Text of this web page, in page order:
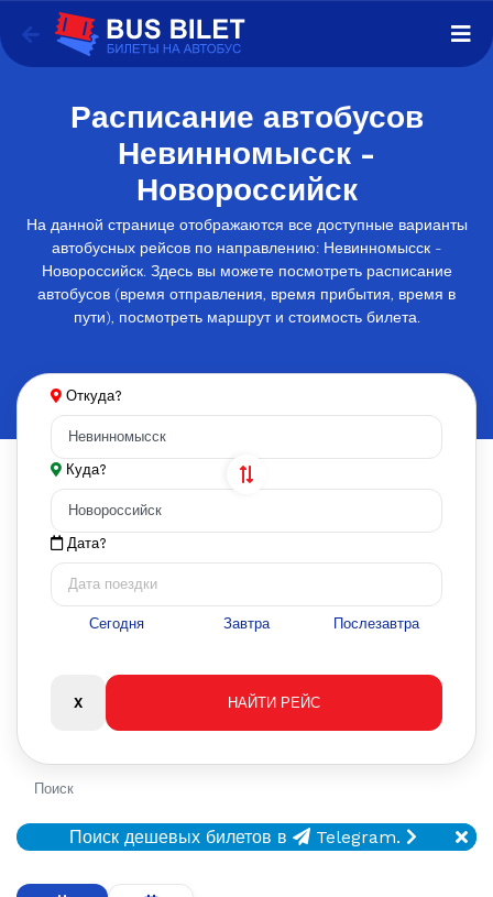
Расписание автобусов
Невинномысск -
Новороссийск
На данной странице отображаются все доступные варианты
автобусных рейсов по направлению: Невинномысск -
Новороссийск. Здесь вы можете посмотреть расписание
автобусов (время отправления, время прибытия, время в
пути), посмотреть маршрут и стоимость билета.
Откуда?
Куда?
Дата?
Сегодня Завтра Послезавтра
Поиск
Поиск дешевых билетов в Telegram.